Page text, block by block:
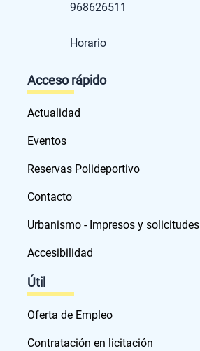
968626511
Horario
Acceso rápido
Actualidad
Eventos
Reservas Polideportivo
Contacto
Urbanismo - Impresos y solicitudes
Accesibilidad
Útil
Oferta de Empleo
Contratación en licitación